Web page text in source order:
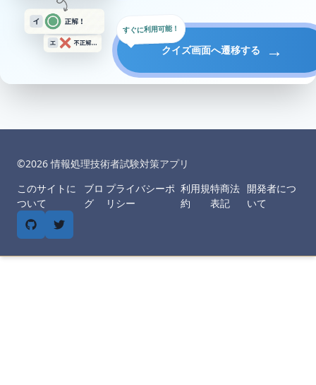
クイズ画面へ遷移する →
すぐに利用可能！
©︎2026情報処理技術者試験対策アプリ
このサイトに
ついて
ブロ
グ
プライバシーポ
リシー
利用規
約
特商法
表記
開発者につ
いて